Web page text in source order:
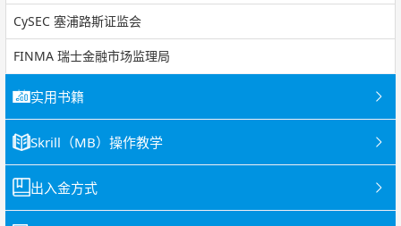
CySEC 塞浦路斯证监会
FINMA 瑞士金融市场监理局
实用书籍
Skrill（MB）操作教学
出入金方式